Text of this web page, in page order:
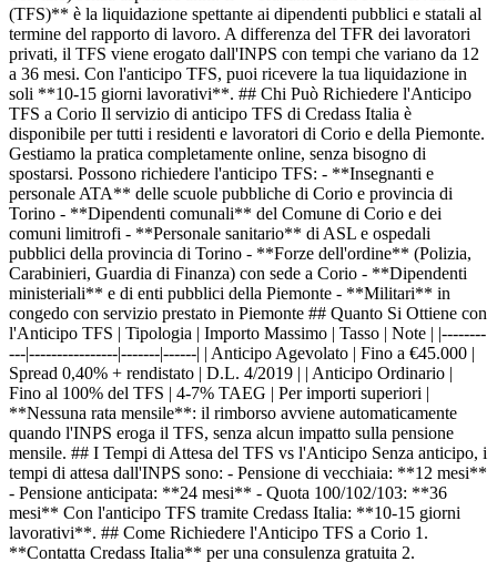
(TFS)** è la liquidazione spettante ai dipendenti pubblici e statali al
termine del rapporto di lavoro. A differenza del TFR dei lavoratori
privati, il TFS viene erogato dall'INPS con tempi che variano da 12
a 36 mesi. Con l'anticipo TFS, puoi ricevere la tua liquidazione in
soli **10-15 giorni lavorativi**. ## Chi Può Richiedere l'Anticipo
TFS a Corio Il servizio di anticipo TFS di Credass Italia è
disponibile per tutti i residenti e lavoratori di Corio e della Piemonte.
Gestiamo la pratica completamente online, senza bisogno di
spostarsi. Possono richiedere l'anticipo TFS: - **Insegnanti e
personale ATA** delle scuole pubbliche di Corio e provincia di
Torino - **Dipendenti comunali** del Comune di Corio e dei
comuni limitrofi - **Personale sanitario** di ASL e ospedali
pubblici della provincia di Torino - **Forze dell'ordine** (Polizia,
Carabinieri, Guardia di Finanza) con sede a Corio - **Dipendenti
ministeriali** e di enti pubblici della Piemonte - **Militari** in
congedo con servizio prestato in Piemonte ## Quanto Si Ottiene con
l'Anticipo TFS | Tipologia | Importo Massimo | Tasso | Note | |--------
---|----------------|-------|------| | Anticipo Agevolato | Fino a €45.000 |
Spread 0,40% + rendistato | D.L. 4/2019 | | Anticipo Ordinario |
Fino al 100% del TFS | 4-7% TAEG | Per importi superiori |
**Nessuna rata mensile**: il rimborso avviene automaticamente
quando l'INPS eroga il TFS, senza alcun impatto sulla pensione
mensile. ## I Tempi di Attesa del TFS vs l'Anticipo Senza anticipo, i
tempi di attesa dall'INPS sono: - Pensione di vecchiaia: **12 mesi**
- Pensione anticipata: **24 mesi** - Quota 100/102/103: **36
mesi** Con l'anticipo TFS tramite Credass Italia: **10-15 giorni
lavorativi**. ## Come Richiedere l'Anticipo TFS a Corio 1.
**Contatta Credass Italia** per una consulenza gratuita 2.